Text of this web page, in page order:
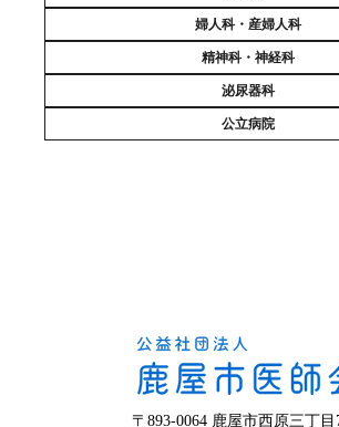
婦人科・産婦人科
精神科・神経科
泌尿器科
公立病院
〒893-0064 鹿屋市西原三丁目